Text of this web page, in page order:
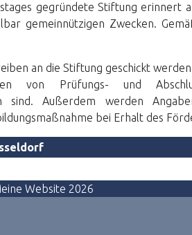
gegründete Stiftung erinnert
gemeinnützigen Zwecken.
an die Stiftung geschickt
von Prüfungs- und
sind. Außerdem werden
bei Erhalt des
Website 2026